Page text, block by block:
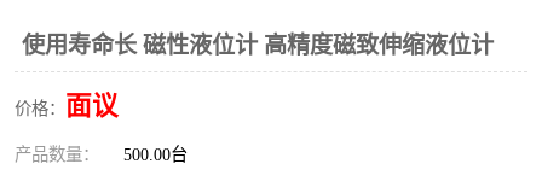
使用寿命长 磁性液位计 高精度磁致伸缩液位计
价格： 面议
产品数量： 500.00台